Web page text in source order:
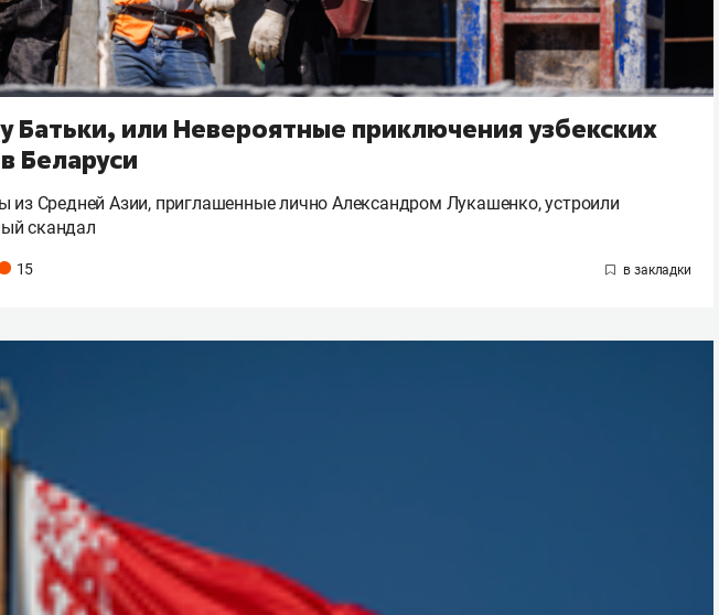
Батьки, или Невероятные приключения узбекских
Беларуси
из Средней Азии, приглашенные лично Александром Лукашенко, устроили
скандал
15